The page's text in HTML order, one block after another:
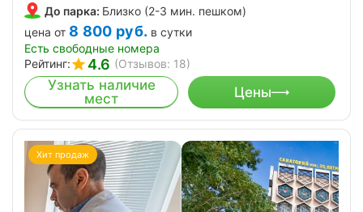
До парка: Близко (2-3 мин. пешком)
цена от 8 800 руб. в сутки
Есть свободные номера
Рейтинг:
4.6 (Отзывов: 18)
Узнать наличие
мест
Цены
Хит продаж